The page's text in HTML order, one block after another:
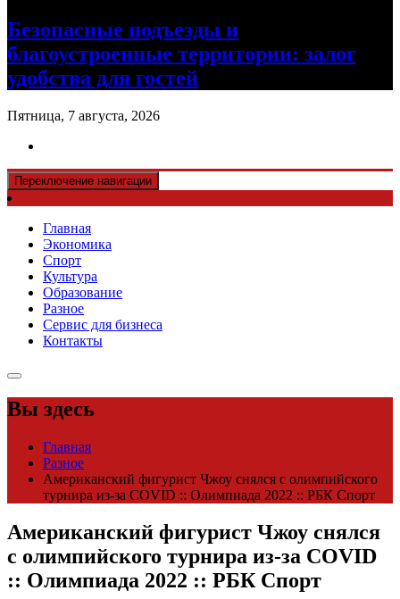
Безопасные подъезды и
благоустроенные территории: залог
удобства для гостей
Пятница, 7 августа, 2026
Переключение навигации
Главная
Экономика
Спорт
Культура
Образование
Разное
Сервис для бизнеса
Контакты
Вы здесь
Главная
Разное
Американский фигурист Чжоу снялся с олимпийского
турнира из-за COVID :: Олимпиада 2022 :: РБК Спорт
Американский фигурист Чжоу снялся
с олимпийского турнира из-за COVID
:: Олимпиада 2022 :: РБК Спорт